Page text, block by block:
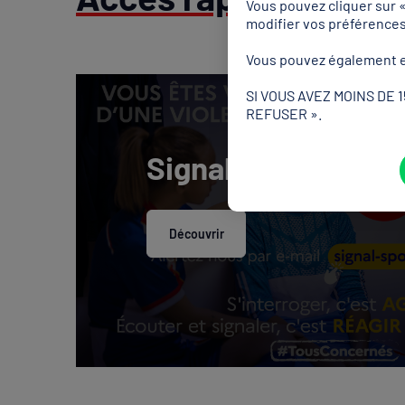
Signal Sport
Découvrir
Vous pouvez cliquer sur
modifier vos
Vous pouvez également
SI VOUS AVEZ MOINS DE
REFUSER ».